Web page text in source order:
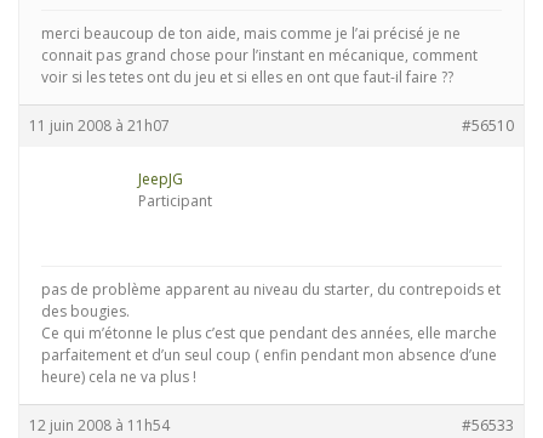
merci beaucoup de ton aide, mais comme je l’ai précisé je ne
connait pas grand chose pour l’instant en mécanique, comment
voir si les tetes ont du jeu et si elles en ont que faut-il faire ??
11 juin 2008 à 21h07 #56510
JeepJG
Participant
pas de problème apparent au niveau du starter, du contrepoids et
des bougies.
Ce qui m’étonne le plus c’est que pendant des années, elle marche
parfaitement et d’un seul coup ( enfin pendant mon absence d’une
heure) cela ne va plus !
12 juin 2008 à 11h54 #56533